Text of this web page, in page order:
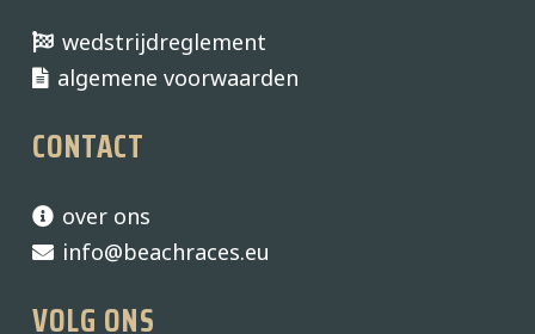
wedstrijdreglement
algemene voorwaarden
CONTACT
over ons
info@beachraces.eu
VOLG ONS